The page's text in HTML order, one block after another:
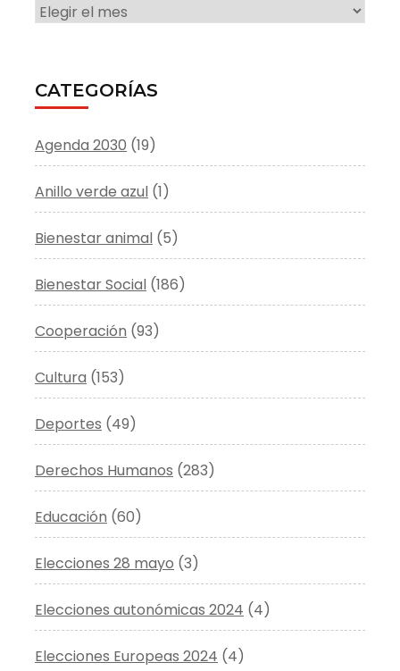
ARCHIVO
CATEGORÍAS
Agenda 2030 (19)
Anillo verde azul (1)
Bienestar animal (5)
Bienestar Social (186)
Cooperación (93)
Cultura (153)
Deportes (49)
Derechos Humanos (283)
Educación (60)
Elecciones 28 mayo (3)
Elecciones autonómicas 2024 (4)
Elecciones Europeas 2024 (4)